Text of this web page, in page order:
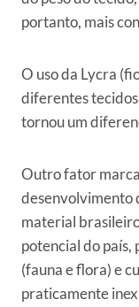
portanto, mais
O uso da Lycra
diferentes
tornou um
Outro fator
desenvolvimento
material
potencial do país,
(fauna e flora) e
praticamente